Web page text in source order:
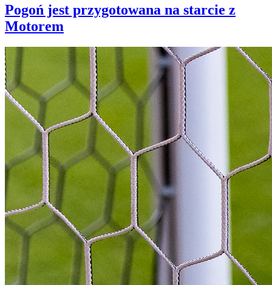
Pogoń jest przygotowana na starcie z
Motorem